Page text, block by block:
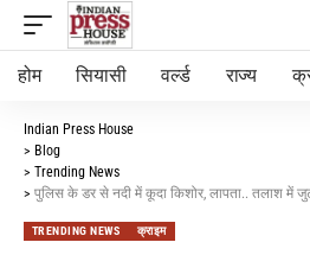
होम सियासी वर्ल्ड राज्य
Indian Press House
> Blog
> Trending News
> पुलिस के डर से नदी में कूदा किशोर, लापता.. तलाश में जुटी SDRF – पूछताछ के
TRENDING NEWS क्राइम